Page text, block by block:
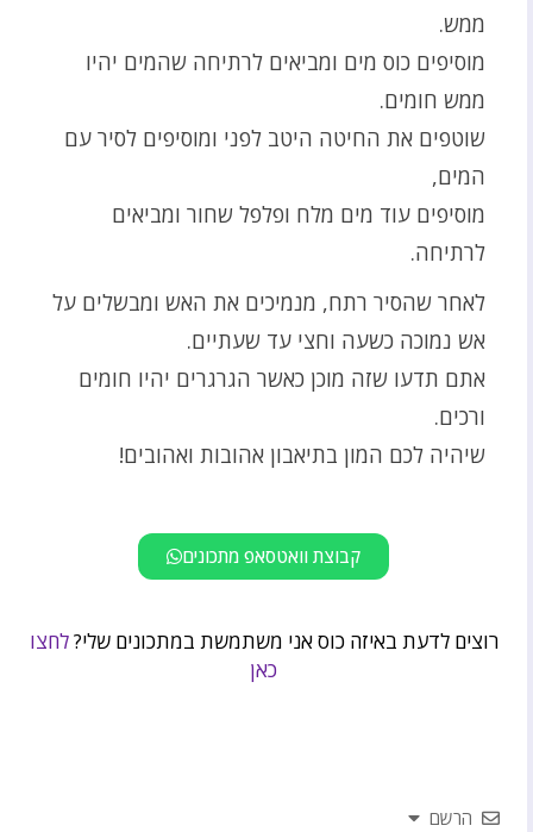
ממש.
מוסיפים כוס מים ומביאים לרתיחה שהמים יהיו
ממש חומים.
שוטפים את החיטה היטב לפני ומוסיפים לסיר עם
המים,
מוסיפים עוד מים מלח ופלפל שחור ומביאים
לרתיחה.
לאחר שהסיר רתח, מנמיכים את האש ומבשלים על
אש נמוכה כשעה וחצי עד שעתיים.
אתם תדעו שזה מוכן כאשר הגרגרים יהיו חומים
ורכים.
שיהיה לכם המון בתיאבון אהובות ואהובים!
קבוצת וואטסאפ מתכונים
רוצים לדעת באיזה כוס אני משתמשת במתכונים שלי?לחצו
כאן
הרשם